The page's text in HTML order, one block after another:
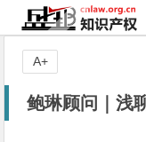
鲍琳顾问｜浅
A+